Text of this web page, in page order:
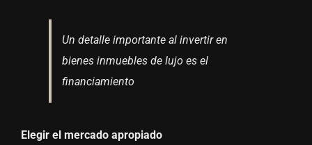
Un detalle importante al invertir en
bienes inmuebles de lujo es el
financiamiento
Elegir el mercado apropiado